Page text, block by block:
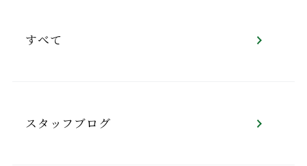
すべて
スタッフブログ